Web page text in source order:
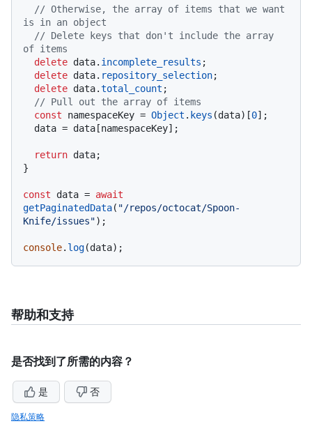
// Otherwise, the array of items that we want
is in an object
// Delete keys that don't include the array
of items
delete data. incomplete_results ;
delete data. repository_selection;
delete data.total_count ;
// Pull out the array of items
const namespaceKey = Object . keys (data)[0];
return data;
}
const data = await
getPaginatedData( "/repos/octocat/Spoon-
Knife/issues");
console. log
帮助和支持
是否找到了所需的内容？
是 否
隐私策略